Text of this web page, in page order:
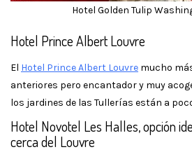
Hotel Golden Tulip
Hotel Prince Albert Louvre
El Hotel Prince Albert Louvre mucho
anteriores pero encantador y muy
los jardines de las Tullerías están a
Hotel Novotel Les Halles, opción
cerca del Louvre